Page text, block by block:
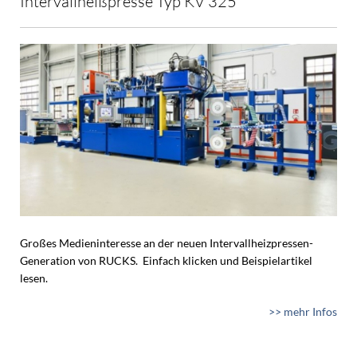
Großes Medieninteresse an der neuen Intervallheizpressen-
Generation von RUCKS. Einfach klicken und Beispielartikel
lesen.
>> mehr Infos